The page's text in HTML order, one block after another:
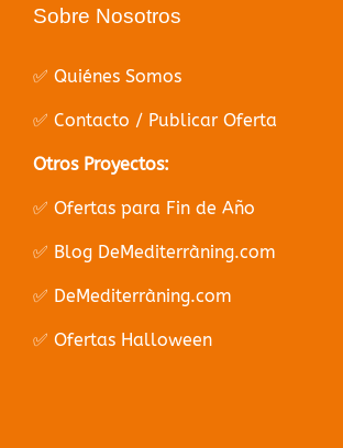
Sobre Nosotros
✅ Quiénes Somos
✅ Contacto / Publicar Oferta
Otros Proyectos:
✅ Ofertas para Fin de Año
✅ Blog DeMediterràning.com
✅ DeMediterràning.com
✅ Ofertas Halloween